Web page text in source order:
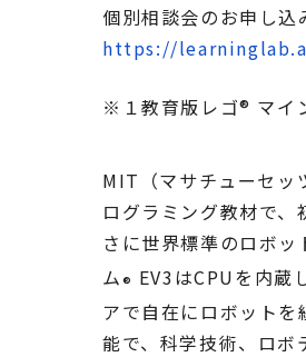
個別相談会のお申し込
https://
※１教育版レゴ® マイ
MIT（マサチューセッ
ログラミング教材で
さに世界標準のロボ
ム® EV3はCPUを内蔵
アで自在にロボット
能で、科学技術、ロボ